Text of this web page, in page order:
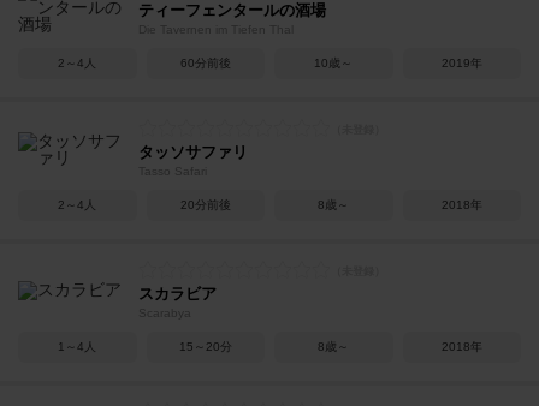
ティーフェンタールの酒場
Die Tavernen im Tiefen Thal
2～4人 60分前後 10歳～ 2019年
タッソサファリ
2～4人 20分前後 8歳～ 2018年
スカラビア
1～4人 15～20分 8歳～ 2018年